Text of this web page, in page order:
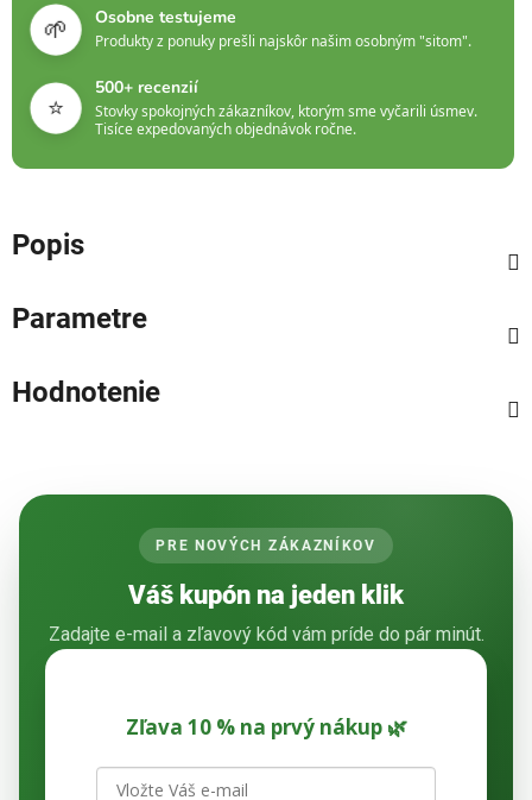
🌱 Osobne testujeme
Produkty z ponuky prešli najskôr našim osobným "sitom".
⭐
500+ recenzií
Stovky spokojných zákazníkov, ktorým sme vyčarili úsmev.
Tisíce expedovaných objednávok ročne.
Popis
Parametre
Hodnotenie
PRE NOVÝCH ZÁKAZNÍKOV
Váš kupón na jeden klik
Zadajte e-mail a zľavový kód vám príde do pár minút.
Zľava 10 % na prvý nákup 🌿